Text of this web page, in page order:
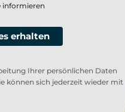
informieren
erhalten
Ihrer persönlichen Daten
können sich jederzeit wieder mit